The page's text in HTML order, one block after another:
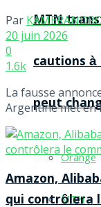
MTN
cautions à
peut
Orange
MTN
Par
20 juin 2026
0
1.6k
La fausse
Argentine met en
Amazon,
qui contrôlera